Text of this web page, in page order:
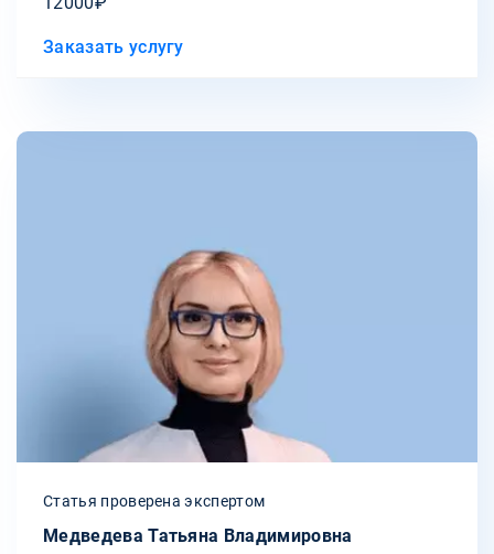
Заказать услугу
Статья проверена экспертом
Медведева Татьяна Владимировна